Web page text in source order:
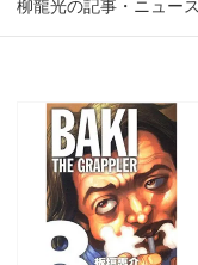
柳龍光の記事・ニュー